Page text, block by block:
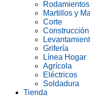
Martillos y
Corte
Construcción
Grifería
Línea Hogar
Agrícola
Eléctricos
Soldadura
Tienda